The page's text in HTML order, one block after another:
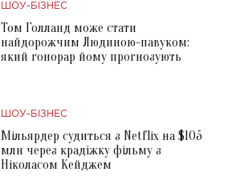
ШОУ-БІЗНЕС
Том Голланд може стати
найдорожчим Людиною-павуком:
який гонорар йому прогнозують
ШОУ-БІЗНЕС
Мільярдер судиться з Netflix на $105
млн через крадіжку фільму з
Ніколасом Кейджем